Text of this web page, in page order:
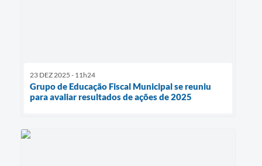
23 DEZ 2025 - 11h24
Grupo de Educação Fiscal Municipal se reuniu
para avaliar resultados de ações de 2025